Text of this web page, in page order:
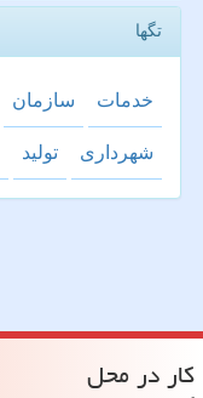
تگها
خدمات سازمان
شهرداری تولید
كار در محل